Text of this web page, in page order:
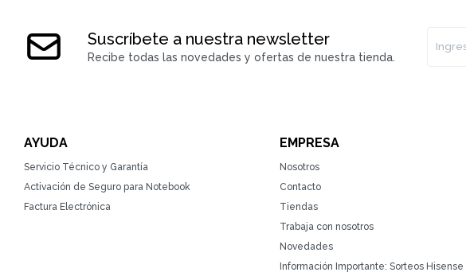
Suscríbete a nuestra newsletter
Recibe todas las novedades y ofertas de nuestra tienda.
AYUDA
Servicio Técnico y Garantía
Activación de Seguro para Notebook
Factura Electrónica
EMPRESA
Nosotros
Contacto
Tiendas
Trabaja con nosotros
Novedades
Información Importante: Sorteos Hisense